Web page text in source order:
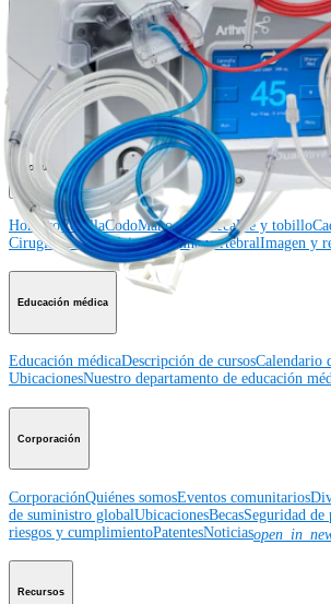
Procedimiento
Hombro RodillaCodo Mano y muñecaPie y
tobilloCaderaOrtobiológicosCirugía cardiotorácica
Producto
HombroRodillaCodoMano y muñecaPie y tobillo
Cirugía cardiotorácicaColumna vertebralImagen y
Educación médica
Educación médicaDescripción de cursosCalendario
UbicacionesNuestro departamento de educación
Corporación
CorporaciónQuiénes somosEventos comunitarios
de suministro globalUbicacionesBecasSeguridad de
riesgos y cumplimientoPatentesNoticias
Recursos